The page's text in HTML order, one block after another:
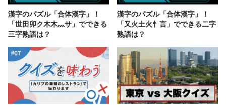
漢字のパズル「合体漢字」！
「世田卯ク木木灬サ」でできる
三字熟語は？
漢字のパズル「合体漢字」！
「又火土火忄言」でできる二字
熟語は？